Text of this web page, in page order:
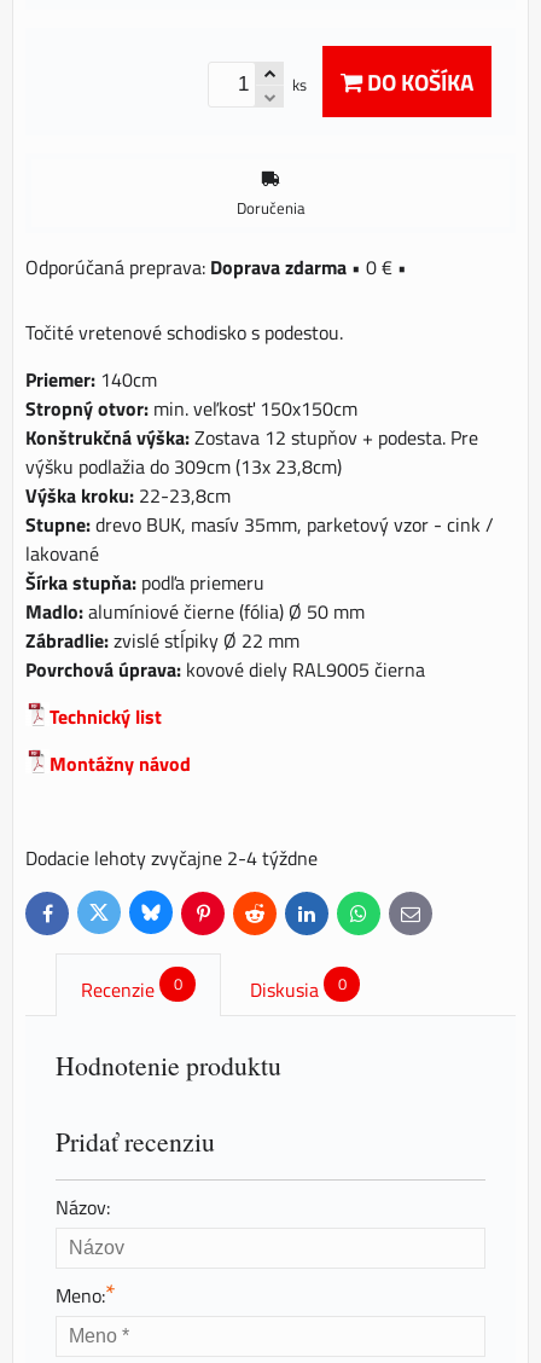
ks DO KOŠÍKA
Doručenia
Doprava zdarma • 0 € •
Točité vretenové schodisko s podestou.
Priemer: 140cm
Stropný otvor: min. veľkosť 150x150cm
Konštrukčná výška:Zostava 12 stupňov + podesta. Pre
výšku podlažia do 309cm (13x 23,8cm)
Výška kroku: 22-23,8cm
Stupne:drevo BUK, masív 35mm, parketový vzor - cink /
lakované
Šírka stupňa: podľa priemeru
Madlo:alumíniové čierne (fólia) Ø 50 mm
Zábradlie:zvislé stĺpiky Ø 22 mm
Povrchová úprava: kovové diely RAL9005 čierna
Technický list
Montážny návod
Dodacie lehoty zvyčajne 2-4 týždne
FacebookTwitterBlueskyPinterestReddit LinkedInWhatsApp
E-
mail
Recenzie 0 Diskusia 0
Hodnotenie produktu
Pridať recenziu
Názov:
Meno:*